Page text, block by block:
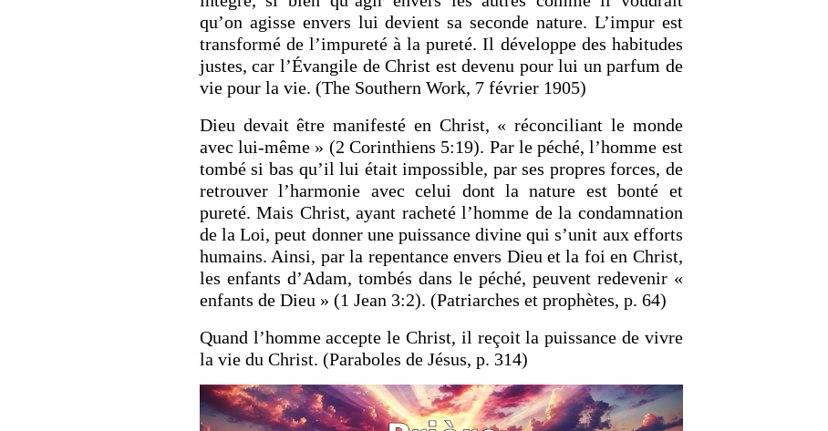
qu’on agisse envers lui devient sa seconde nature. L’impur est
transformé de l’impureté à la pureté. Il développe des habitudes
justes, car l’Évangile de Christ est devenu pour lui un parfum de
vie pour la vie. (The Southern Work, 7 février 1905)
Dieu devait être manifesté en Christ, « réconciliant le monde
avec lui-même » (2 Corinthiens 5:19). Par le péché, l’homme est
tombé si bas qu’il lui était impossible, par ses propres forces, de
retrouver l’harmonie avec celui dont la nature est bonté et
pureté. Mais Christ, ayant racheté l’homme de la condamnation
de la Loi, peut donner une puissance divine qui s’unit aux efforts
humains. Ainsi, par la repentance envers Dieu et la foi en Christ,
les enfants d’Adam, tombés dans le péché, peuvent redevenir «
enfants de Dieu » (1 Jean 3:2). (Patriarches et prophètes, p. 64)
Quand l’homme accepte le Christ, il reçoit la puissance de vivre
la vie du Christ. (Paraboles de Jésus, p. 314)
RETOUR À LA SOURCE DE LA VIE |
RETOUR À LA SOURCE DE LA VIE |
La
prière qui transforme le cœur |
9. Délivre-
nous du mal
RETOUR À LA SOURCE DE LA VIE |
prière qui transforme le cœur |
induis pas en tentation